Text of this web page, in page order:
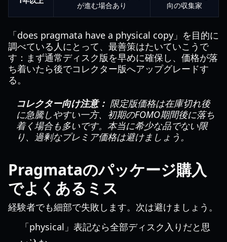
が進む場合あり
向の収集家
「does pragmata have a physical copy」を目的に
調べている人にとって、最善策はたいていこうで
す：まず通常ディスク版を早めに確保し、価格が落
ち着いたら後でコレクター版へアップグレードす
る。
コレクター向け注意： 限定版価格は在庫切れ後
に急騰しやすい一方、初期のFOMO期間後に落ち
着く場合も多いです。本当に希少な品でない限
り、過剰なプレミア価格は避けましょう。
Pragmataのパッケージ購入
でよくあるミス
経験者でも細部で失敗します。次は避けましょう。
「physical」表記なら全部ディスク入りだと思